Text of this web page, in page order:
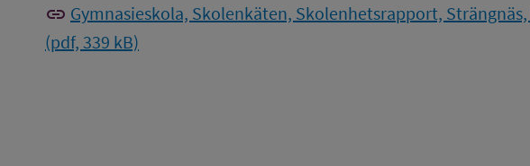
link Gymnasieskola, Skolenkäten, Skolenhetsrapport,
(pdf, 339 kB)